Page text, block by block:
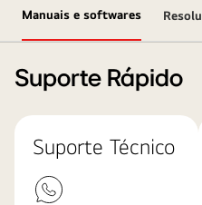
Manuais e softwares
Suporte Rápido
Suporte Técnico